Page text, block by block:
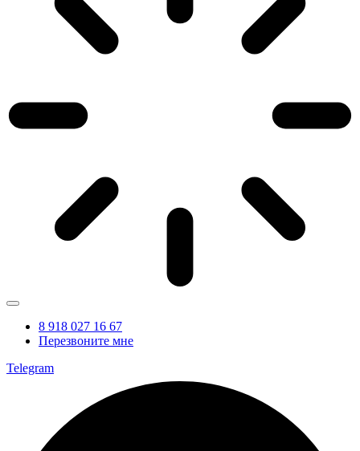
8 918 027 16 67
Перезвоните мне
Telegram